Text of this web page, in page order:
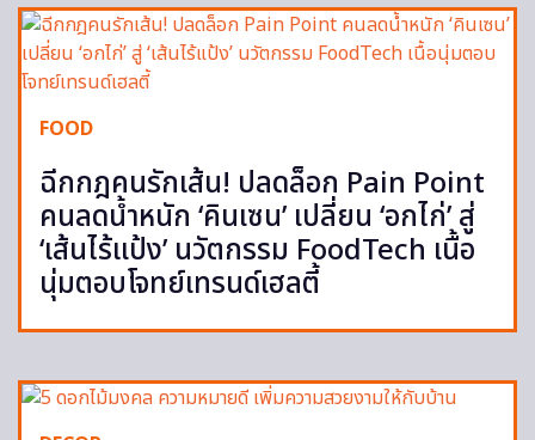
FOOD
ฉีกกฎคนรักเส้น! ปลดล็อก Pain Point
คนลดน้ำหนัก ‘คินเซน’ เปลี่ยน ‘อกไก่’ สู่
‘เส้นไร้แป้ง’ นวัตกรรม FoodTech เนื้อ
นุ่มตอบโจทย์เทรนด์เฮลตี้